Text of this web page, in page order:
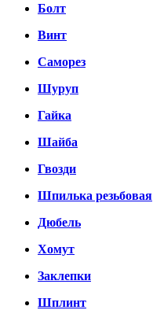
Болт
Винт
Саморез
Шуруп
Гайка
Шайба
Гвозди
Шпилька резьбовая
Дюбель
Хомут
Заклепки
Шплинт